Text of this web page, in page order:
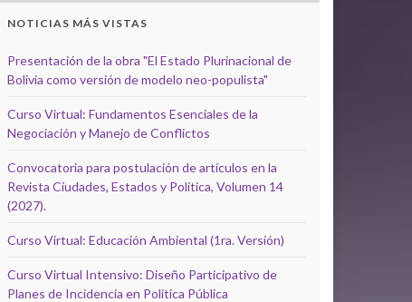
NOTICIAS MÁS VISTAS
Presentación de la obra "El Estado Plurinacional de
Bolivia como versión de modelo neo-populista"
Curso Virtual: Fundamentos Esenciales de la
Negociación y Manejo de Conflictos
Convocatoria para postulación de artículos en la
Revista Ciudades, Estados y Política, Volumen 14
(2027).
Curso Virtual: Educación Ambiental (1ra. Versión)
Curso Virtual Intensivo: Diseño Participativo de
Planes de Incidencia en Política Pública